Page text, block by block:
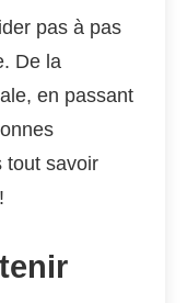
pas à pas
De la
en passant
tout savoir